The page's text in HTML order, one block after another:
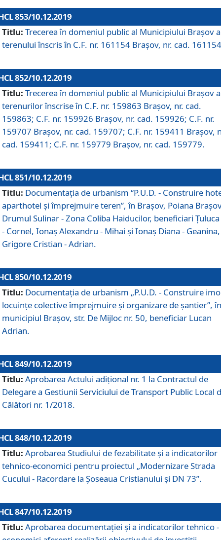
853/10.12.2019
Titlu: Trecerea în domeniul public al Municipiului Braşov a
terenului înscris în C.F. nr. 161154 Brașov, nr. cad.
852/10.12.2019
Titlu: Trecerea în domeniul public al Municipiului Braşov a
terenurilor înscrise în C.F. nr. 159863 Brașov, nr. cad.
159863; C.F. nr. 159926 Brașov, nr. cad. 159926; C.F. nr.
159707 Brașov, nr. cad. 159707; C.F. nr. 159411 Brașov,
cad. 159411; C.F. nr. 159779 Brașov, nr. cad. 159779.
851/10.12.2019
Titlu: Documentaţia de urbanism “P.U.D. - Construire
aparthotel şi împrejmuire teren”, în Braşov, Poiana
Drumul Sulinar - Zona Coliba Haiducilor, beneficiari
- Cornel, Ionaş Alexandru - Mihai şi Ionaş Diana - Geanina,
Grigore Cristian - Adrian.
850/10.12.2019
Titlu: Documentaţia de urbanism „P.U.D. - Construire
locuințe colective împrejmuire și organizare de șantier”, în
municipiul Braşov, str. De Mijloc nr. 50, beneficiar Lucan
Adrian.
849/10.12.2019
Titlu: Aprobarea Actului adiţional nr. 1 la Contractul de
Delegare a Gestiunii Serviciului de Transport Public Local
Călători nr. 1/2018.
848/10.12.2019
Titlu: Aprobarea Studiului de fezabilitate şi a indicatorilor
tehnico-economici pentru proiectul „Modernizare Strada
Cucului - Racordare la Șoseaua Cristianului și DN 73”.
847/10.12.2019
Titlu: Aprobarea documentației și a indicatorilor tehnico -